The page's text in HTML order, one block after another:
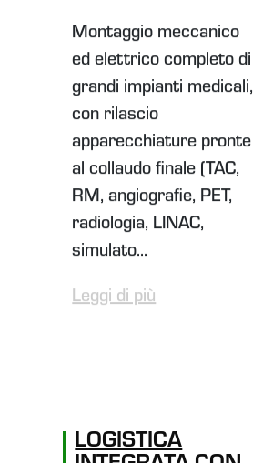
Montaggio meccanico
ed elettrico completo di
grandi impianti medicali,
con rilascio
apparecchiature pronte
al collaudo finale (TAC,
RM, angiografie, PET,
radiologia, LINAC,
simulato...
Leggi di più
LOGISTICA